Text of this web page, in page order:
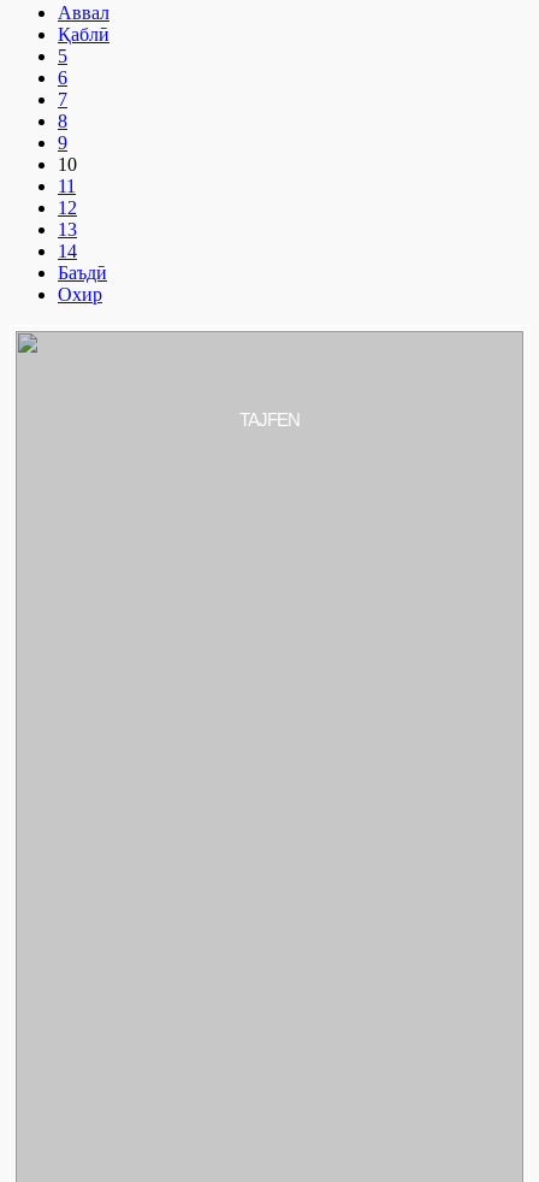
Аввал
Қаблӣ
5
6
7
8
9
10
11
12
13
14
Баъдӣ
Охир
TAJFEN